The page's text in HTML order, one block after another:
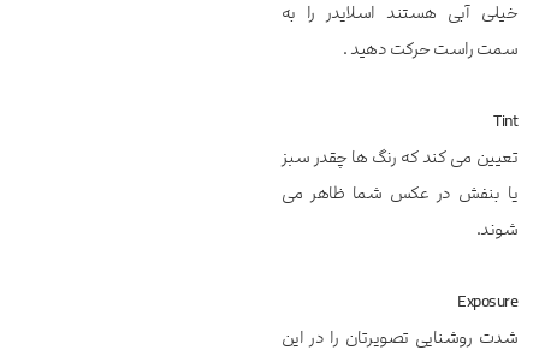
خیلی آبی هستند اسلایدر را به
سمت راست حرکت دهید .
Tint
تعیین می کند که رنگ ها چقدر سبز
یا بنفش در عکس شما ظاهر می
شوند.
Exposure
شدت روشنایی تصویرتان را در این